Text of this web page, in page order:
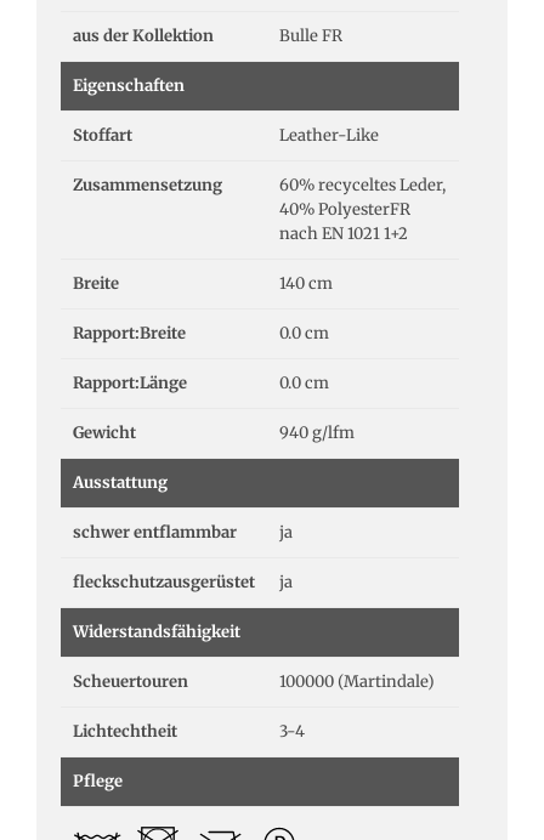
aus der Kollektion Bulle FR
Eigenschaften
Stoffart Leather-Like
Zusammensetzung
60% recyceltes Leder,
40% PolyesterFR
nach EN 1021 1+2
Breite 140 cm
Rapport:Breite 0.0 cm
Rapport:Länge 0.0 cm
Gewicht 940 g/lfm
Ausstattung
schwer entflammbar ja
fleckschutzausgerüstet ja
Widerstandsfähigkeit
Scheuertouren 100000 (Martindale)
Lichtechtheit 3-4
Pflege